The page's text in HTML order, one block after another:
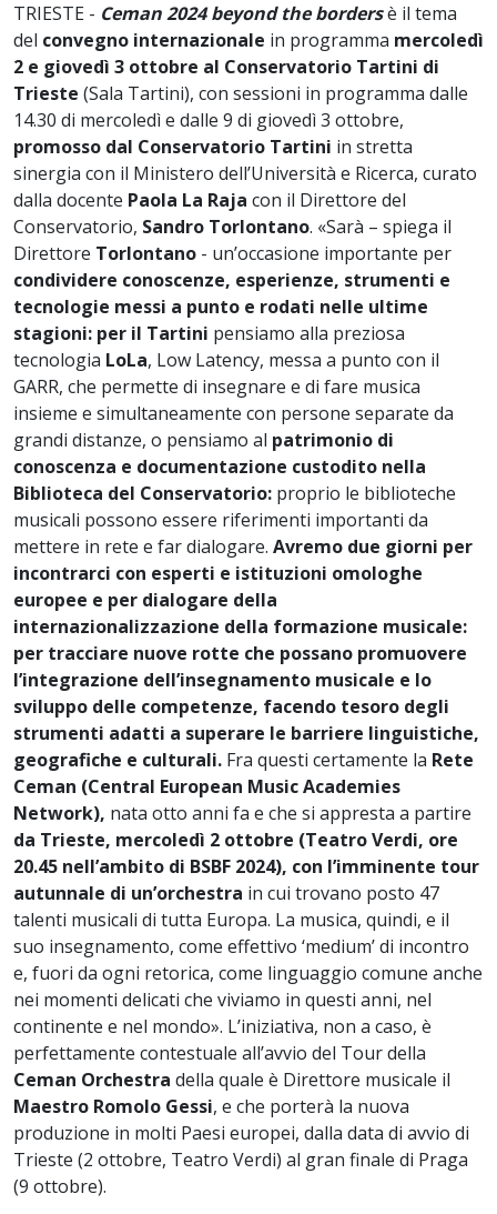
TRIESTE - Ceman 2024 beyond the bordersè il tema
del convegno internazionale in programma mercoledì
2 e giovedì 3 ottobre al Conservatorio Tartini di
Trieste (Sala Tartini), con sessioni in programma dalle
14.30 di mercoledì e dalle 9 di giovedì 3 ottobre,
promosso dal Conservatorio Tartini in stretta
sinergia con il Ministero dell’Università e Ricerca, curato
dalla docente Paola La Raja con il Direttore del
Conservatorio, Sandro Torlontano. «Sarà – spiega il
Direttore Torlontano - un’occasione importante per
condividere conoscenze, esperienze, strumenti e
tecnologie messi a punto e rodati nelle ultime
stagioni: per il Tartini pensiamo alla preziosa
tecnologia LoLa, Low Latency, messa a punto con il
GARR, che permette di insegnare e di fare musica
insieme e simultaneamente con persone separate da
grandi distanze, o pensiamo al patrimonio di
conoscenza e documentazione custodito nella
Biblioteca del Conservatorio: proprio le biblioteche
musicali possono essere riferimenti importanti da
mettere in rete e far dialogare. Avremo due giorni per
incontrarci con esperti e istituzioni omologhe
europee e per dialogare della
internazionalizzazione della formazione musicale:
per tracciare nuove rotte che possano promuovere
l’integrazione dell’insegnamento musicale e lo
sviluppo delle competenze, facendo tesoro degli
strumenti adatti a superare le barriere linguistiche,
geografiche e culturali. Fra questi certamente la Rete
Ceman (Central European Music Academies
Network), nata otto anni fa e che si appresta a partire
da Trieste, mercoledì 2 ottobre (Teatro Verdi, ore
20.45 nell’ambito di BSBF 2024), con l’imminente tour
autunnale di un’orchestra in cui trovano posto 47
talenti musicali di tutta Europa. La musica, quindi, e il
suo insegnamento, come effettivo ‘medium’ di incontro
e, fuori da ogni retorica, come linguaggio comune anche
nei momenti delicati che viviamo in questi anni, nel
continente e nel mondo». L’iniziativa, non a caso, è
perfettamente contestuale all’avvio del Tour della
Ceman Orchestra della quale è Direttore musicale il
Maestro Romolo Gessi, e che porterà la nuova
produzione in molti Paesi europei, dalla data di avvio di
Trieste (2 ottobre, Teatro Verdi) al gran finale di Praga
(9 ottobre).